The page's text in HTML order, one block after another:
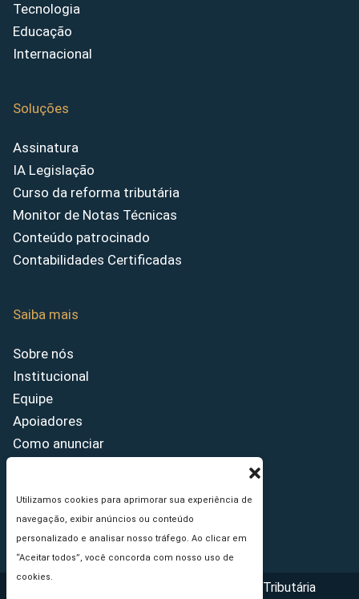
Utilizamos cookies para aprimorar sua experiência de
navegação, exibir anúncios ou conteúdo
personalizado e analisar nosso tráfego. Ao clicar em
“Aceitar todos”, você concorda com nosso uso de
cookies.
Tecnologia
Educação
Internacional
Soluções
Assinatura
IA Legislação
Curso da reforma tributária
Monitor de Notas Técnicas
Conteúdo patrocinado
Contabilidades Certificadas
Saiba mais
Sobre nós
Institucional
Equipe
Apoiadores
Como anunciar
Princípios Editoriais
Copyright © 2026 - Portal da Reforma Tributária